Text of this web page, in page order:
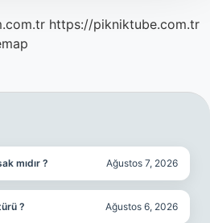
https://pikniktube.com.tr
mıdır ? Ağustos 7, 2026
? Ağustos 6, 2026